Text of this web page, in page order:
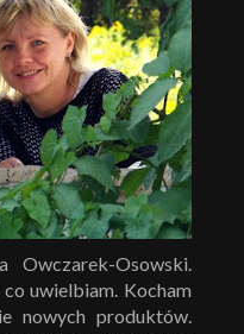
Osowski.
uwielbiam. Kocham
nowych produktów.